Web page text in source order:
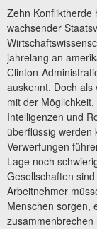
Zehn Konfliktherde
wachsender
jahrelang an
Clinton-
auskennt. Doch
mit der
Intelligenzen und
überflüssig werden
Verwerfungen
Lage noch
Gesellschaften
Arbeitnehmer
Menschen sorgen,
zusammenbrechen